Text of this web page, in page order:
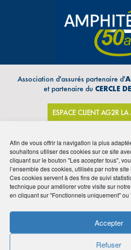
Afin de vous offrir la navigation la plus
souhaitons utiliser des cookies sur ce site
cliquant sur le bouton "Les accepter tous",
l’ensemble des cookies, utilisés par notre
Ces cookies servent à des fins de suivi
technique pour améliorer votre visite sur
en cliquant sur "Fonctionnels uniquement" ou
Accepter
Refuser
Association d'assurés partenaire d'
et partenaire du CERCLE
ESPACE CLIENT AG2R